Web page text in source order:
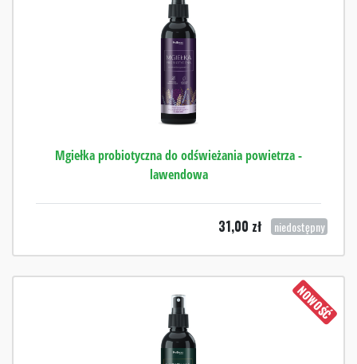
Mgiełka probiotyczna do odświeżania powietrza -
lawendowa
31,00 zł niedostępny
NOWOŚĆ